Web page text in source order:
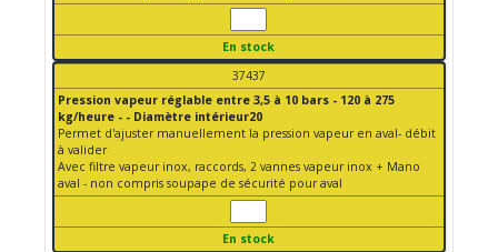
En stock
37437
Pression vapeur réglable entre 3,5 à 10 bars - 120 à 275
kg/heure - - Diamètre intérieur20
Permet d'ajuster manuellement la pression vapeur en aval- débit
à valider
Avec filtre vapeur inox, raccords, 2 vannes vapeur inox + Mano
aval - non compris soupape de sécurité pour aval
En stock